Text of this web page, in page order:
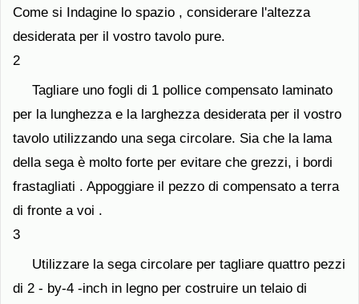
Come si Indagine lo spazio , considerare l'altezza
desiderata per il vostro tavolo pure.
2
Tagliare uno fogli di 1 pollice compensato laminato
per la lunghezza e la larghezza desiderata per il vostro
tavolo utilizzando una sega circolare. Sia che la lama
della sega è molto forte per evitare che grezzi, i bordi
frastagliati . Appoggiare il pezzo di compensato a terra
di fronte a voi .
3
Utilizzare la sega circolare per tagliare quattro pezzi
di 2 - by-4 -inch in legno per costruire un telaio di